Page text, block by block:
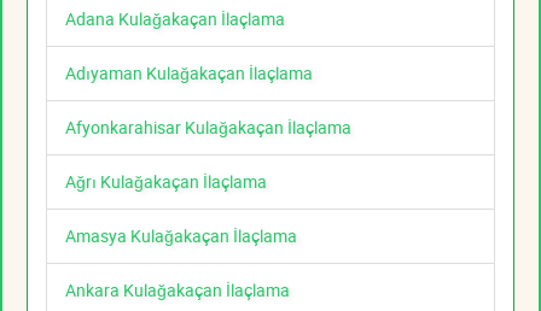
Adana Kulağakaçan İlaçlama
Adıyaman Kulağakaçan İlaçlama
Afyonkarahisar Kulağakaçan İlaçlama
Ağrı Kulağakaçan İlaçlama
Amasya Kulağakaçan İlaçlama
Ankara Kulağakaçan İlaçlama